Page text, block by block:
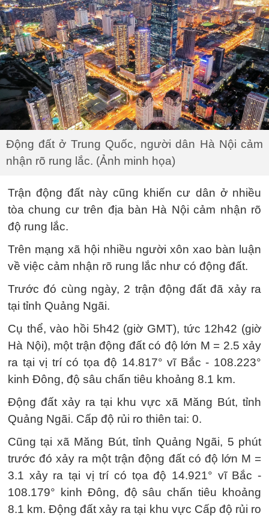
Động đất ở Trung Quốc, người dân Hà Nội cảm
nhận rõ rung lắc. (Ảnh minh họa)
Trận động đất này cũng khiến cư dân ở nhiều
tòa chung cư trên địa bàn Hà Nội cảm nhận rõ
độ rung lắc.
Trên mạng xã hội nhiều người xôn xao bàn luận
về việc cảm nhận rõ rung lắc như có động đất.
Trước đó cùng ngày, 2 trận động đất đã xảy ra
tại tỉnh Quảng Ngãi.
Cụ thể, vào hồi 5h42 (giờ GMT), tức 12h42 (giờ
Hà Nội), một trận động đất có độ lớn M = 2.5 xảy
ra tại vị trí có tọa độ 14.817° vĩ Bắc - 108.223°
kinh Đông, độ sâu chấn tiêu khoảng 8.1 km.
Động đất xảy ra tại khu vực xã Măng Bút, tỉnh
Quảng Ngãi. Cấp độ rủi ro thiên tai: 0.
Cũng tại xã Măng Bút, tỉnh Quảng Ngãi, 5 phút
trước đó xảy ra một trận động đất có độ lớn M =
3.1 xảy ra tại vị trí có tọa độ 14.921° vĩ Bắc -
108.179° kinh Đông, độ sâu chấn tiêu khoảng
8.1 km. Động đất xảy ra tại khu vực Cấp độ rủi ro